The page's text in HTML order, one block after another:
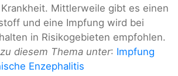
Mittlerweile gibt es einen
und eine Impfung wird bei
in Risikogebieten empfohlen.
diesem Thema unter: Impfung
Enzephalitis